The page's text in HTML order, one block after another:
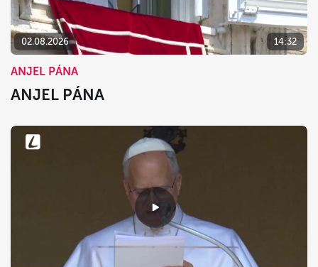
02.08.2026 14:32
ANJEL PÁNA
ANJEL PÁNA